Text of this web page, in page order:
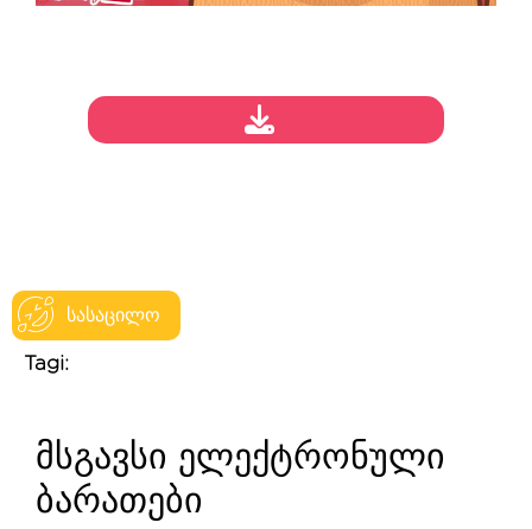
სასაცილო
Tagi:
მსგავსი ელექტრონული
ბარათები